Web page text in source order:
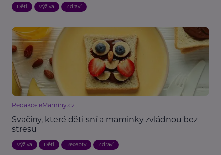
Děti Výživa Zdraví
Redakce eMaminy.cz
Svačiny, které děti sní a maminky zvládnou bez
stresu
Výživa Děti Recepty Zdraví